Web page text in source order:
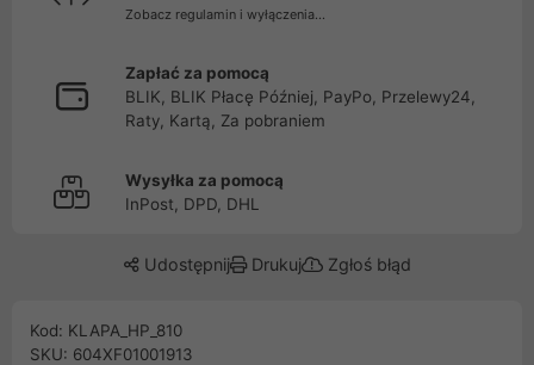
Zobacz regulamin i wyłączenia...
Zapłać za pomocą
BLIK, BLIK Płacę Później, PayPo, Przelewy24,
Raty, Kartą, Za pobraniem
Wysyłka za pomocą
InPost, DPD, DHL
Udostępnij Drukuj Zgłoś błąd
Kod: KLAPA_HP_810
SKU: 604XF01001913